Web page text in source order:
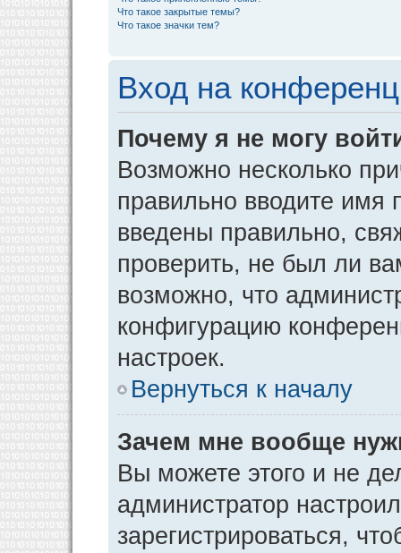
Что такое закрытые темы?
Что такое значки тем?
Вход на
Почему я не могу
Возможно несколько
правильно вводите имя
введены правильно,
проверить, не был ли
возможно, что
конфигурацию
настроек.
Вернуться к началу
Зачем мне вообще
Вы можете этого и не
администратор
зарегистрироваться,